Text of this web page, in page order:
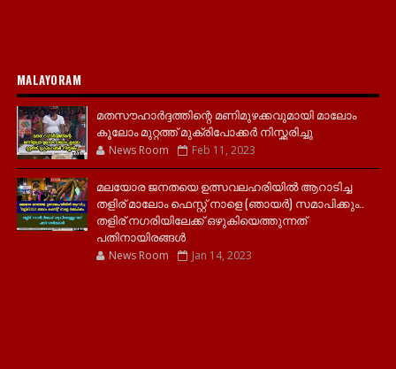
MALAYORAM
മതസൗഹാർദ്ദത്തിന്റെ മണിമുഴക്കവുമായി മാലോം
കൂലോം മുറ്റത്ത് മുക്രിപോക്കർ നിസ്ക്കരിച്ചു
News Room Feb 11, 2023
മലയോര ജനതയെ ഉത്സവലഹരിയിൽ ആറാടിച്ച
തളിര് മാലോം ഫെസ്റ്റ് നാളെ (ഞായർ) സമാപിക്കും..
തളിര് നഗരിയിലേക്ക് ഒഴുകിയെത്തുന്നത്
പതിനായിരങ്ങൾ
News Room Jan 14, 2023